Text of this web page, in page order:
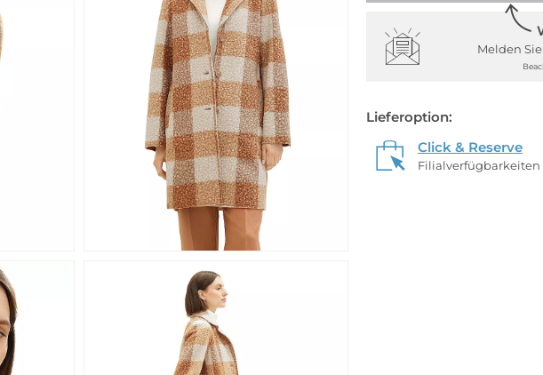
Melden
Lieferoption:
Click & Reserve
Filialverfügbarkeiten